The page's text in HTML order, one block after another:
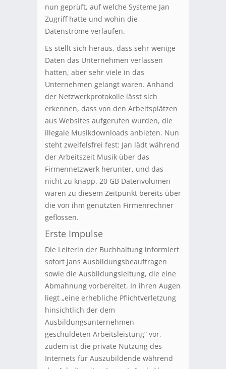
nun geprüft, auf welche Systeme Jan
Zugriff hatte und wohin die
Datenströme verlaufen.
Es stellt sich heraus, dass sehr wenige
Daten das Unternehmen verlassen
hatten, aber sehr viele in das
Unternehmen gelangt waren. Anhand
der Netzwerkprotokolle lässt sich
erkennen, dass von den Arbeitsplätzen
aus Websites aufgerufen wurden, die
illegale Musikdownloads anbieten. Nun
steht zweifelsfrei fest: Jan lädt während
der Arbeitszeit Musik über das
Firmennetzwerk herunter, und das
nicht zu knapp. 20 GB Datenvolumen
waren zu diesem Zeitpunkt bereits über
die von ihm genutzten Firmenrechner
geflossen.
Erste Impulse
Die Leiterin der Buchhaltung informiert
sofort Jans Ausbildungsbeauftragen
sowie die Ausbildungsleitung, die eine
Abmahnung vorbereitet. In ihren Augen
liegt „eine erhebliche Pflichtverletzung
hinsichtlich der dem
Ausbildungsunternehmen
geschuldeten Arbeitsleistung“ vor,
zudem ist die private Nutzung des
Internets für Auszubildende während